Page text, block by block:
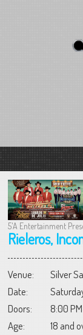
5'A Entertainment
Rieleros,
Venue:
Silver
Date:
Doors:
8:00 PM
Age:
18 and